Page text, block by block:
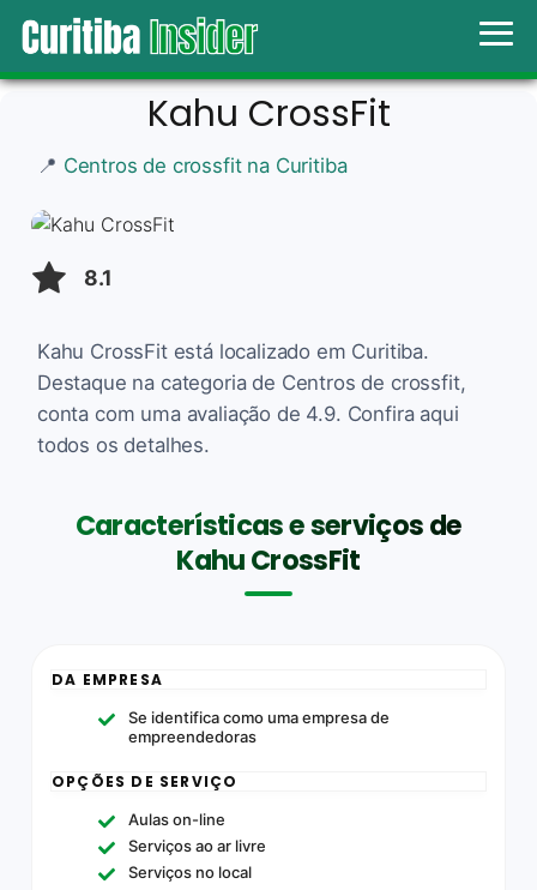
Kahu CrossFit
📍 Centros de crossfit na Curitiba
8.1
Kahu CrossFit está localizado em Curitiba.
Destaque na categoria de Centros de crossfit,
conta com uma avaliação de 4.9. Confira aqui
todos os detalhes.
Características e serviços de
Kahu CrossFit
DA EMPRESA
Se identifica como uma empresa de
empreendedoras
OPÇÕES DE SERVIÇO
Aulas on-line
Serviços ao ar livre
Serviços no local